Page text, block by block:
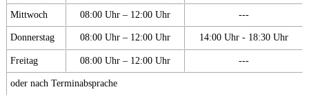
Mittwoch 08:00 Uhr – 12:00 Uhr ---
Donnerstag 08:00 Uhr – 12:00 Uhr 14:00 Uhr - 18:30 Uhr
Freitag 08:00 Uhr – 12:00 Uhr ---
oder nach Terminabsprache